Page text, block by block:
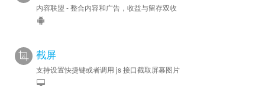
内容联盟 - 整合内容和广告，收益与留存双收
截屏
支持设置快捷键或者调用 js 接口截取屏幕图片